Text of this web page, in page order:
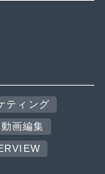
ティング
動画編集